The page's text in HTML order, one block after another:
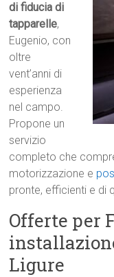
di fiducia di
tapparelle,
Eugenio, con
oltre
vent’anni di
esperienza
nel campo.
Propone un
servizio
completo che
motorizzazione e
pronte, efficienti e di
Offerte per
Ligure